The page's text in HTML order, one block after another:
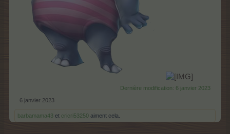
Dernière modification: 6 janvier 2023
6 janvier 2023
barbamama43 et cricri53250 aiment cela.